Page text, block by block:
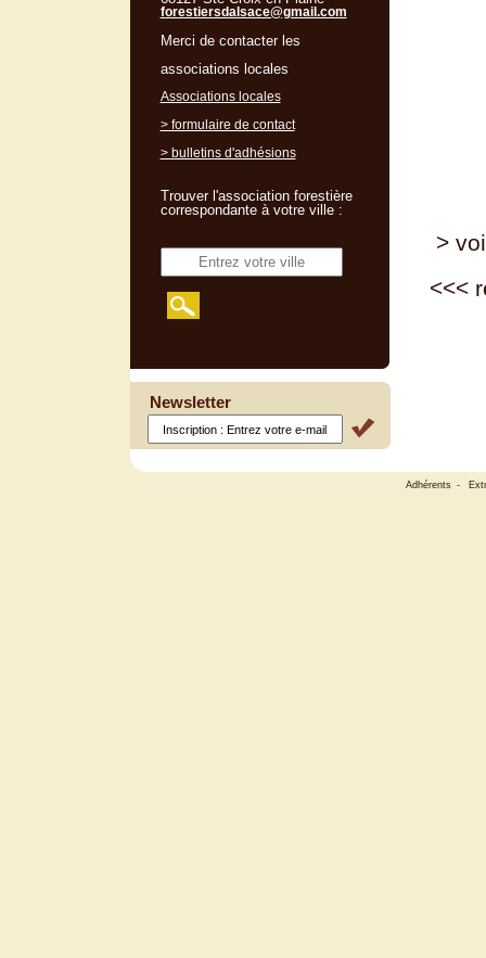
>
<<<
forestiersdalsace@gmail.com
Merci de contacter les
associations locales
Associations locales
> formulaire de contact
> bulletins d'adhésions
Trouver l'association forestière
correspondante à votre ville :
Newsletter
Adhérents -